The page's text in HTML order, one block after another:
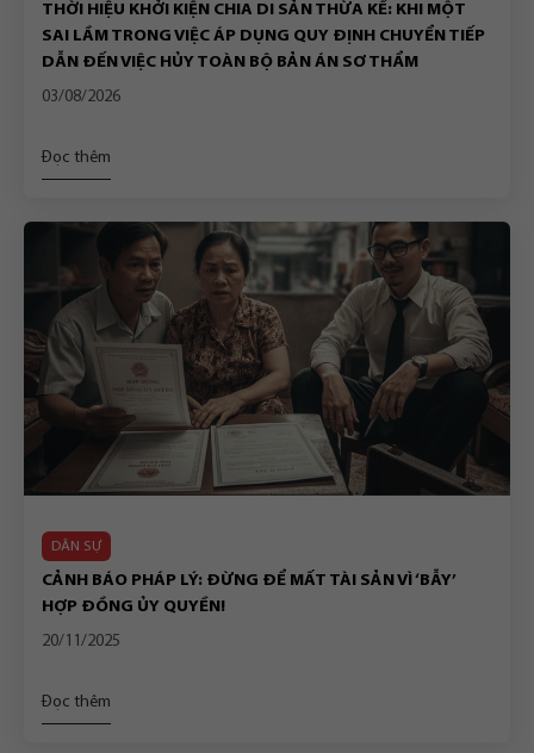
THỜI HIỆU KHỞI KIỆN CHIA DI SẢN THỪA KẾ: KHI MỘT
SAI LẦM TRONG VIỆC ÁP DỤNG QUY ĐỊNH CHUYỂN TIẾP
DẪN ĐẾN VIỆC HỦY TOÀN BỘ BẢN ÁN SƠ THẨM
03/08/2026
Đọc thêm
DÂN SỰ
CẢNH BÁO PHÁP LÝ: ĐỪNG ĐỂ MẤT TÀI SẢN VÌ ‘BẪY’
HỢP ĐỒNG ỦY QUYỀN!
20/11/2025
Đọc thêm